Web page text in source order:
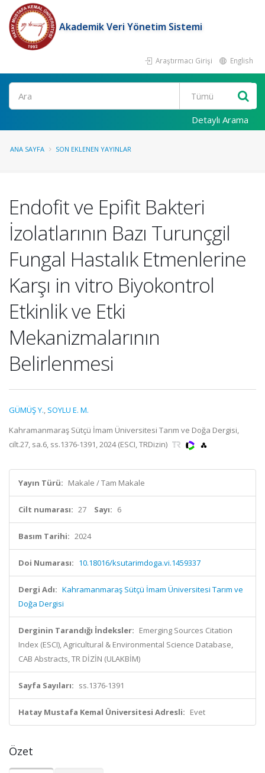
Akademik Veri Yönetim Sistemi
Araştırmacı Girişi English
Ara
Detaylı Arama
ANA SAYFA SON EKLENEN YAYINLAR
Endofit ve Epifit Bakteri
İzolatlarının Bazı Turunçgil
Fungal Hastalık Etmenlerine
Karşı in vitro Biyokontrol
Etkinlik ve Etki
Mekanizmalarının
Belirlenmesi
GÜMÜŞ Y., SOYLU E. M.
Kahramanmaraş Sütçü İmam Üniversitesi Tarım ve Doğa Dergisi,
cilt.27, sa.6, ss.1376-1391, 2024 (ESCI, TRDizin)
Yayın Türü: Makale / Tam Makale
Cilt numarası: 27 Sayı: 6
Basım Tarihi: 2024
Doi Numarası: 10.18016/ksutarimdoga.vi.1459337
Dergi Adı: Kahramanmaraş Sütçü İmam Üniversitesi Tarım ve
Doğa Dergisi
Derginin Tarandığı İndeksler: Emerging Sources Citation
Index (ESCI), Agricultural & Environmental Science Database,
CAB Abstracts, TR DİZİN (ULAKBİM)
Sayfa Sayıları: ss.1376-1391
Hatay Mustafa Kemal Üniversitesi Adresli: Evet
Özet